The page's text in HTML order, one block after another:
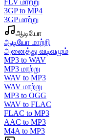
FLV மாற்று
3GP to MP4
3GP மாற்று
ஆடியோ
ஆடியோ மாற்றி
அனைத்து வடிவமும்
MP3 to WAV
MP3 மாற்று
WAV to MP3
WAV மாற்று
MP3 to OGG
WAV to FLAC
FLAC to MP3
AAC to MP3
M4A to MP3